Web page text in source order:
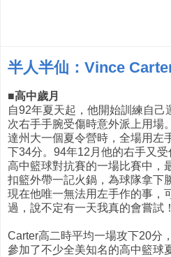
半人半仙：Vince
■高中歲月
自92年夏天起，他開始訓練自己
次右手手腕受傷時意外派上用場
達州大一個夏令營時，全場用左
下34分。94年12月他的右手又
高中籃球對抗賽的一場比賽中，
扣籃外帶一記火鍋，為球隊拿下
現在他唯一無法用左手作的事，
過，說不定有一天我真的會嘗試
Carter高二時平均一場攻下20分
參加了不少全美知名的高中籃球